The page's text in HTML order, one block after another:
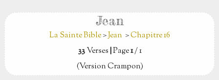
Jean
La Sainte Bible>Jean >Chapitre 16
33Verses|Page1/ 1
(Version Crampon)